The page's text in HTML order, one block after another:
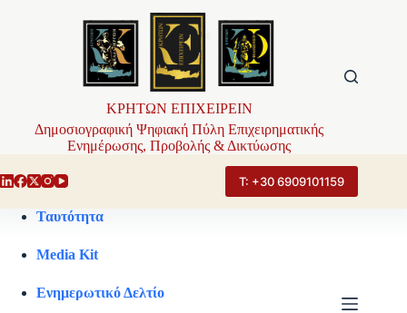
ΚΡΗΤΩΝ ΕΠΙΧΕΙΡΕΙΝ
Δημοσιογραφική Ψηφιακή Πύλη Επιχειρηματικής
Ενημέρωσης, Προβολής & Δικτύωσης
Τ: +30 6909101159
Ταυτότητα
Media Kit
Ενημερωτικό Δελτίο